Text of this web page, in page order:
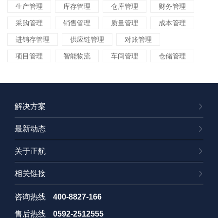
生产管理 库存管理 仓库管理 财务管理
采购管理 销售管理 质量管理 成本管理
进销存管理 供应链管理 对账管理
项目管理 智能物流 车间管理 仓储管理
解决方案
最新动态
关于正航
相关链接
咨询热线 400-8827-166
售后热线 0592-2512555